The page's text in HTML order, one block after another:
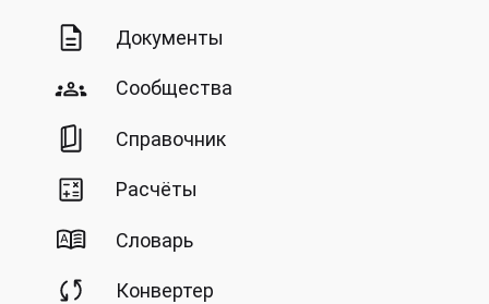
Документы
Сообщества
Справочник
Расчёты
Словарь
Конвертер